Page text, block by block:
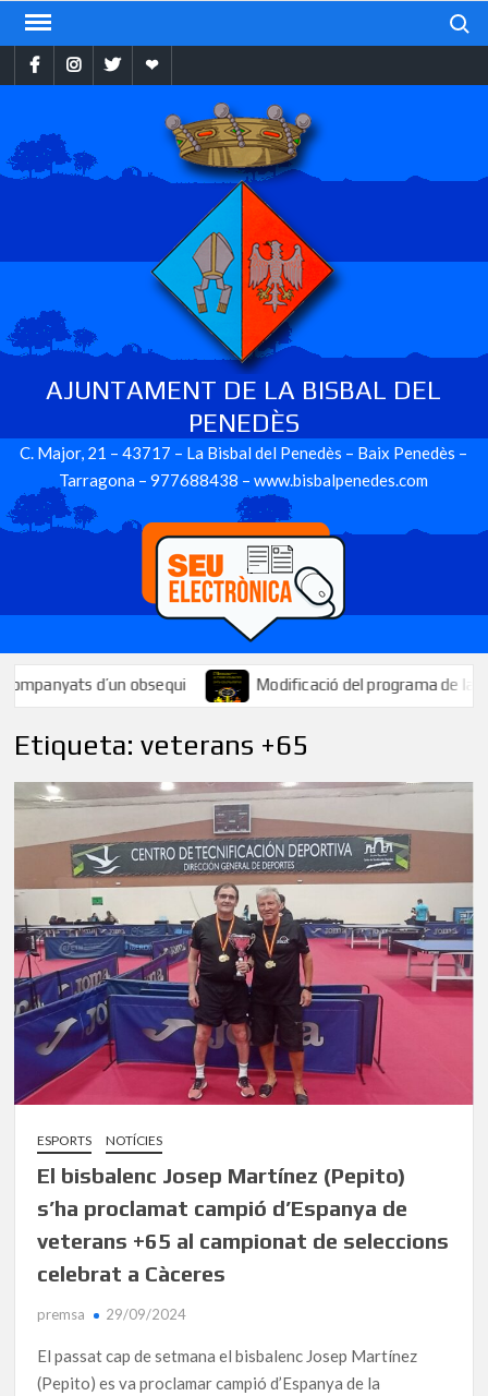
Skip
contentFacebookInstragram
TwitterEbando
AJUNTAMENT DE LA BISBAL DEL
PENEDÈS
C. Major, 21 – 43717 – La Bisbal del Penedès – Baix Penedès –
Tarragona – 977688438 – www.bisbalpenedes.com
d’un obsequi Modificació del programa de la Festa
Etiqueta:veterans +65
ESPORTS NOTÍCIES
El bisbalenc Josep Martínez (Pepito)
s’ha proclamat campió d’Espanya de
veterans +65 al campionat de seleccions
celebrat a Càceres
premsa 29/09/2024
El passat cap de setmana el bisbalenc Josep Martínez
(Pepito) es va proclamar campió d’Espanya de la